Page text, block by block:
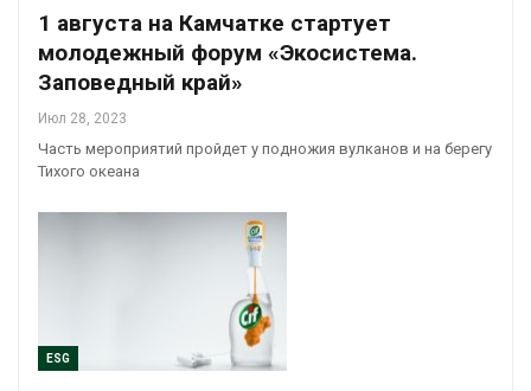
1 августа на Камчатке стартует
молодежный форум «Экосистема.
Заповедный край»
Июл 28, 2023
Часть мероприятий пройдет у подножия вулканов и на берегу
Тихого океана
ESG